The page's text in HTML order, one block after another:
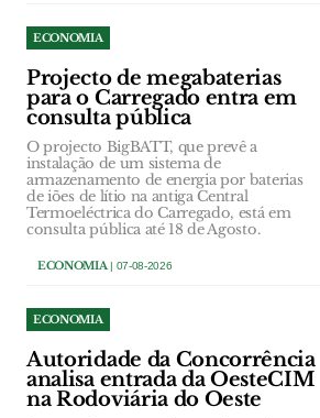
ECONOMIA
Projecto de megabaterias
para o Carregado entra em
consulta pública
O projecto BigBATT, que prevê a
instalação de um sistema de
armazenamento de energia por baterias
de iões de lítio na antiga Central
Termoeléctrica do Carregado, está em
consulta pública até 18 de Agosto.
ECONOMIA | 07-08-2026
ECONOMIA
Autoridade da Concorrência
analisa entrada da OesteCIM
na Rodoviária do Oeste